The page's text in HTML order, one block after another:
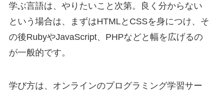
学ぶ言語は、やりたいこと次第。良く分からない
という場合は、まずはHTMLとCSSを身につけ、そ
の後RubyやJavaScript、PHPなどと幅を広げるの
が一般的です。
学び方は、オンラインのプログラミング学習サー